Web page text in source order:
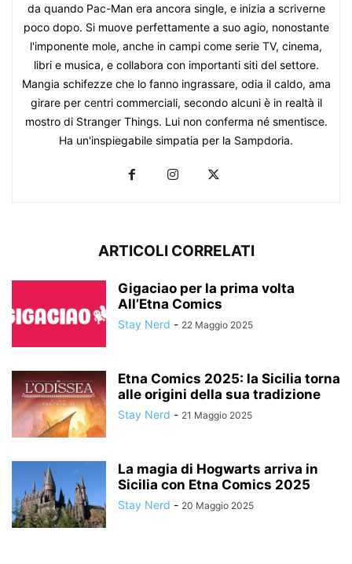
da quando Pac-Man era ancora single, e inizia a scriverne
poco dopo. Si muove perfettamente a suo agio, nonostante
l'imponente mole, anche in campi come serie TV, cinema,
libri e musica, e collabora con importanti siti del settore.
Mangia schifezze che lo fanno ingrassare, odia il caldo, ama
girare per centri commerciali, secondo alcuni è in realtà il
mostro di Stranger Things. Lui non conferma né smentisce.
Ha un'inspiegabile simpatia per la Sampdoria.
ARTICOLI CORRELATI
Gigaciao per la prima volta
All’Etna Comics
Stay Nerd - 22 Maggio 2025
Etna Comics 2025: la Sicilia torna
alle origini della sua tradizione
Stay Nerd - 21 Maggio 2025
La magia di Hogwarts arriva in
Sicilia con Etna Comics 2025
Stay Nerd - 20 Maggio 2025